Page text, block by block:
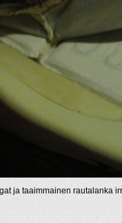
ja taaimmainen rautalanka